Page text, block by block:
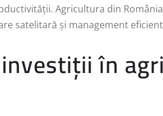
Agricultura din
satelitară și management
în